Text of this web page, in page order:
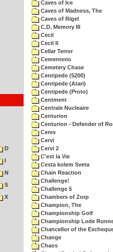
D
I
N
S
X
Caves of Ice
Caves of Madness, The
Caves of Rigel
C.D. Memory III
Cecil
Cecil II
Cellar Terror
Cementerio
Cemetery Chase
Centipede (5200)
Centipede (Atari)
Centipede (Proto)
Centment
Centrale Nucleaire
Centurion
Centurion - Defender of
Ceres
Cervi
Cervi 2
C'est la Vie
Cesta kolem Sveta
Chain Reaction
Challenge!
Challenge 5
Chambers of Zorp
Champion, The
Championship Golf
Championship Lode
Chancellor of the
Change
Chaos